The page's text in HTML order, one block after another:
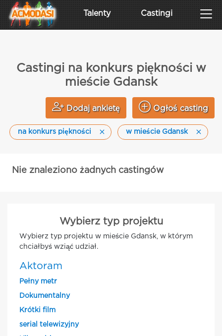
Talenty Castingi
Castingi na konkurs piękności w
mieście Gdansk
Dodaj ankietę Ogłoś casting
na konkurs piękności w mieście Gdansk
Nie znaleziono żadnych castingów
Wybierz typ projektu
Wybierz typ projektu w mieście Gdansk, w którym
chciałbyś wziąć udział.
Aktoram
Pełny metr
Dokumentalny
Krótki film
serial telewizyjny